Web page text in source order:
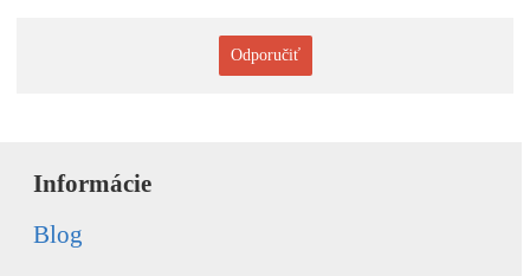
Odporučiť
Informácie
Blog